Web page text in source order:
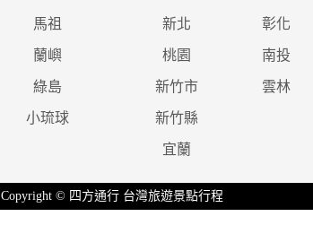
馬祖
蘭嶼
綠島
小琉球
新北 彰化
桃園 南投
新竹市 雲林
新竹縣
宜蘭
Copyright © 四方通行 台灣旅遊景點行程